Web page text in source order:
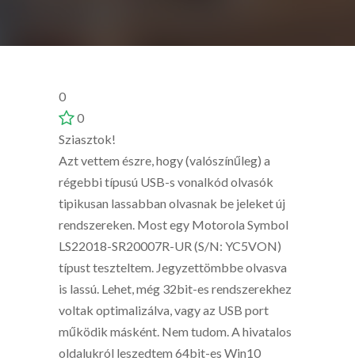
0
0
Sziasztok!
Azt vettem észre, hogy (valószínűleg) a
régebbi típusú USB-s vonalkód olvasók
tipikusan lassabban olvasnak be jeleket új
rendszereken. Most egy Motorola Symbol
LS22018-SR20007R-UR (S/N: YC5VON)
típust teszteltem. Jegyzettömbbe olvasva
is lassú. Lehet, még 32bit-es rendszerekhez
voltak optimalizálva, vagy az USB port
működik másként. Nem tudom. A hivatalos
oldalukról leszedtem 64bit-es Win10